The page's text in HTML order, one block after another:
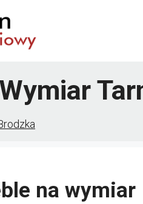
na wymiar